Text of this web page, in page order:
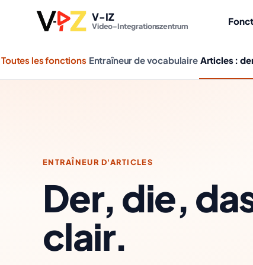
V-IZ
Video-Integrationszentrum
Toutes les fonctions Entraîneur de vocabulaire Articles :
ENTRAÎNEUR D'ARTICLES
Der, die,
clair.